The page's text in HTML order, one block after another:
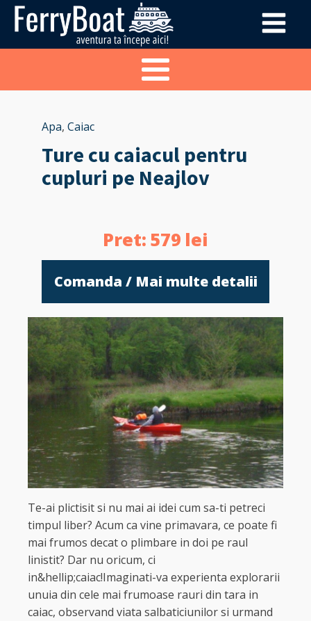
Apa, Caiac
Ture cu caiacul pentru
cupluri pe Neajlov
Pret: 579 lei
Comanda / Mai multe detalii
Te-ai plictisit si nu mai ai idei cum sa-ti petreci
timpul liber? Acum ca vine primavara, ce poate fi
mai frumos decat o plimbare in doi pe raul
linistit? Dar nu oricum, ci
in&hellip;caiac!Imaginati-va experienta explorarii
unuia din cele mai frumoase rauri din tara in
caiac, observand viata salbaticiunilor si urmand